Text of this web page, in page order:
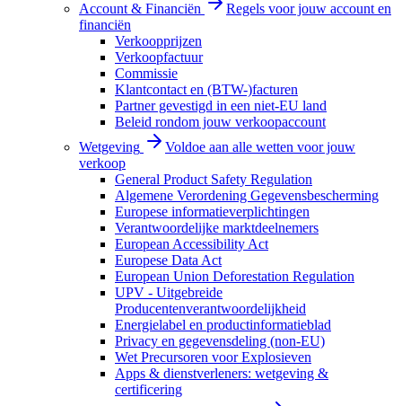
Account & Financiën
Regels voor jouw account en
financiën
Verkoopprijzen
Verkoopfactuur
Commissie
Klantcontact en (BTW-)facturen
Partner gevestigd in een niet-EU land
Beleid rondom jouw verkoopaccount
Wetgeving
Voldoe aan alle wetten voor jouw
verkoop
General Product Safety Regulation
Algemene Verordening Gegevensbescherming
Europese informatieverplichtingen
Verantwoordelijke marktdeelnemers
European Accessibility Act
Europese Data Act
European Union Deforestation Regulation
UPV - Uitgebreide
Producentenverantwoordelijkheid
Energielabel en productinformatieblad
Privacy en gegevensdeling (non-EU)
Wet Precursoren voor Explosieven
Apps & dienstverleners: wetgeving &
certificering